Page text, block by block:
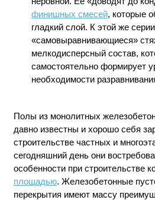
финишных смесей, которые
гладкий слой. К этой же
«самовыравнивающиеся»
мелкодисперсный состав,
самостоятельно формирует
необходимости
Полы из монолитных
давно известны и хорошо себя
строительстве частных и
сегодняшний день они
особенности при строительстве
площадью. Железобетонные
перекрытия имеют массу